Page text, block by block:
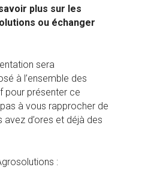
plus sur les
ou échanger
sera
à l’ensemble des
pour présenter ce
à vous rapprocher de
avez d’ores et déjà des
: